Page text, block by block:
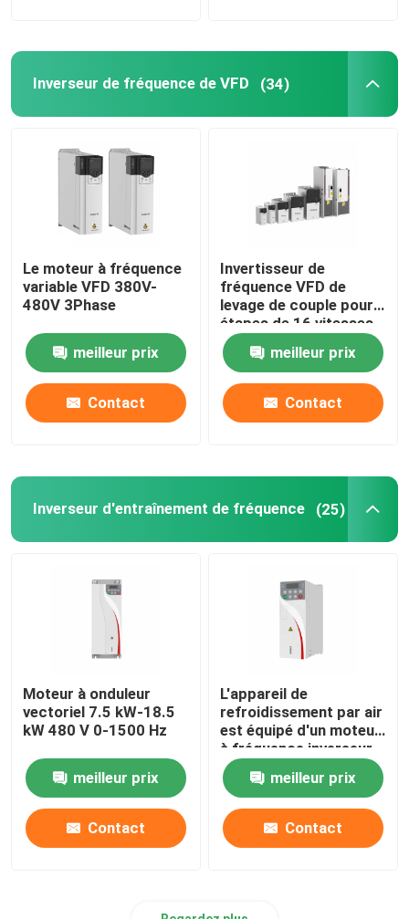
commande variable de fréquence de vfd
Convertisseur de fréquence variable
Inverseur de fréquence de vecteur
Inverseur de fréquence de VFD
Inverseur d'entraînement de fréquence
Appareil à fréquence variable pour grue
Inverseur de fréquence de VFD (34)
Le moteur à fréquence
variable VFD 380V-
480V 3Phase
meilleur prix
Contact
Invertisseur de
fréquence VFD de
levage de couple pour
étapes de 16 vitesses
60 Hz
meilleur prix
Contact
Inverseur d'entraînement de fréquence (25)
Moteur à onduleur
vectoriel 7.5 kW-18.5
kW 480 V 0-1500 Hz
meilleur prix
Contact
L'appareil de
refroidissement par air
est équipé d'un moteur
à fréquence inverseur.
meilleur prix
Contact